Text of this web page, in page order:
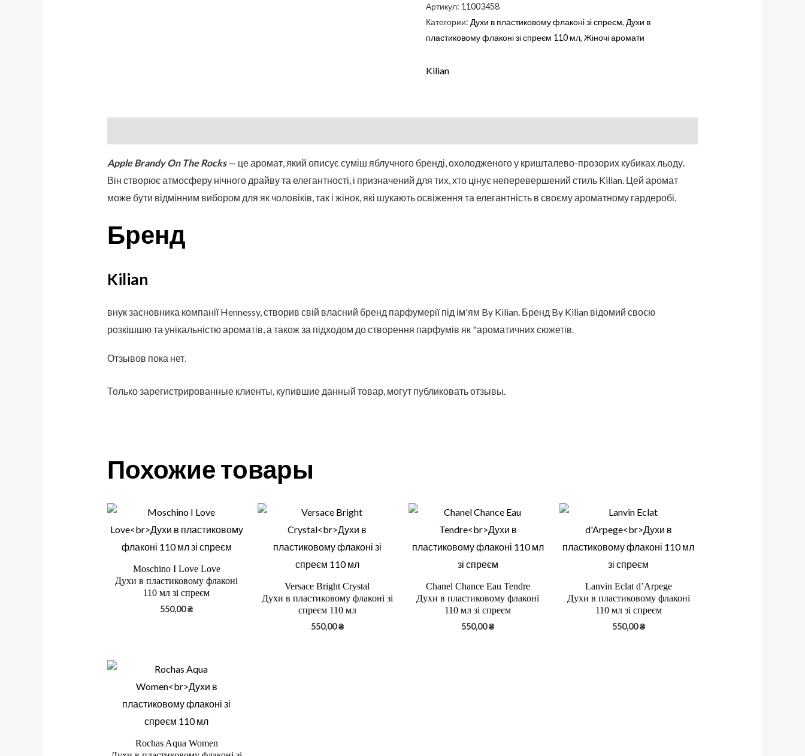
Артикул: 11003458
Категории: Духи в пластиковому флаконі зі спреєм, Духи в
пластиковому флаконі зі спреєм 110 мл,Жіночі аромати
Kilian
Apple Brandy On The Rocks— це аромат, який описує суміш яблучного бренді, охолодженого у кришталево-прозорих кубиках льоду.
Він створює атмосферу нічного драйву та елегантності, і призначений для тих, хто цінує неперевершений стиль Kilian. Цей аромат
може бути відмінним вибором для як чоловіків, так і жінок, які шукають освіження та елегантність в своєму ароматному гардеробі.
Бренд
Kilian
внук засновника компанії Hennessy, створив свій власний бренд парфумерії під ім'ям By Kilian. Бренд By Kilian відомий своєю
розкішшю та унікальністю ароматів, а також за підходом до створення парфумів як "ароматичних сюжетів.
Отзывов пока нет.
Только зарегистрированные клиенты, купившие данный товар, могут публиковать отзывы.
Похожие товары
Moschino I Love Love
Духи в пластиковому флаконі
110 мл зі спреєм
550,00₴
Versace Bright Crystal
Духи в пластиковому флаконі зі
спреєм 110 мл
550,00₴
Chanel Chance Eau Tendre
Духи в пластиковому флаконі
110 мл зі спреєм
550,00₴
Lanvin Eclat d’Arpege
Духи в пластиковому флаконі
110 мл зі спреєм
550,00₴
Rochas Aqua Women